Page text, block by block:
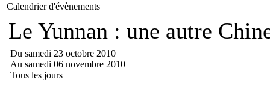
Calendrier d'évènements
Le Yunnan : une autre
Du samedi 23 octobre 2010
Au samedi 06 novembre 2010
Tous les jours